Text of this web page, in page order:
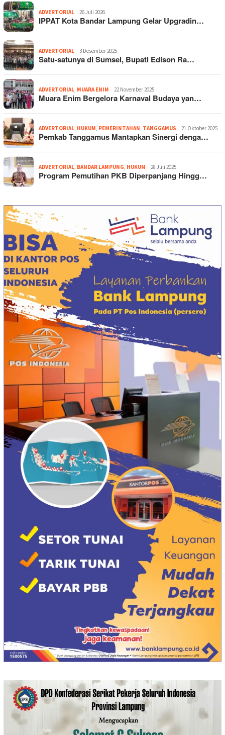
ADVERTORIAL 26 Juli 2026
IPPAT Kota Bandar Lampung Gelar Upgradin…
ADVERTORIAL 3 Desember 2025
Satu-satunya di Sumsel, Bupati Edison Ra…
ADVERTORIAL MUARA ENIM 22 November 2025
Muara Enim Bergelora Karnaval Budaya yan…
ADVERTORIAL HUKUM PEMERINTAHAN TANGGAMUS 21 Oktober 2025
Pemkab Tanggamus Mantapkan Sinergi denga…
ADVERTORIAL BANDAR LAMPUNG HUKUM 28 Juli 2025
Program Pemutihan PKB Diperpanjang Hingg…